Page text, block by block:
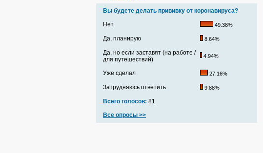
Вы будете делать прививку от коронавируса?
Нет
49.38%
Да, планирую 8.64%
Да, но если заставят (на работе /
для путешествий)
4.94%
Уже сделал 27.16%
Затрудняюсь ответить 9.88%
Всего голосов: 81
Все опросы >>